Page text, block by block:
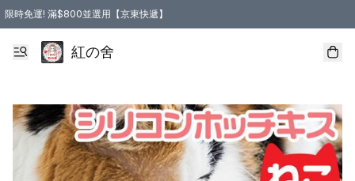
限時免運! 滿$800並選用【京東快遞】
紅の舍